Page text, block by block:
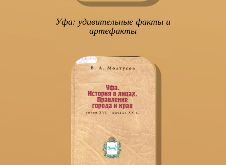
Уфа: удивительные факты и
артефакты